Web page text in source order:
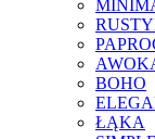
BOHO
ŁĄKA